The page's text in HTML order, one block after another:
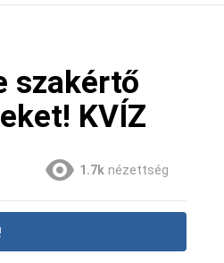
szakértő
KVÍZ
1.7k nézettség